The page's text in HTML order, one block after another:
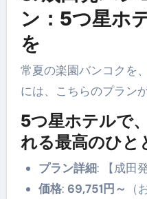
ン：5つ星ホ
を
常夏の楽園バンコクを、
には、こちらのプラン
5つ星ホテルで
れる最高のひと
プラン詳細: 【成田
価格: 69,751円～